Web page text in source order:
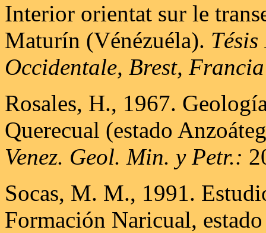
Interior orientat sur le
Maturín (Vénézuéla).
Occidentale, Brest, Francia
Rosales, H., 1967.
Querecual (estado
Venez. Geol. Min. y Petr.:
Socas, M. M., 1991.
Formación Naricual,